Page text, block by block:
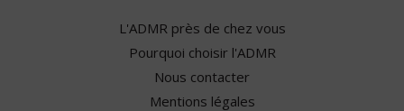
L'ADMR près de chez vous
Pourquoi choisir l'ADMR
Nous contacter
Mentions légales